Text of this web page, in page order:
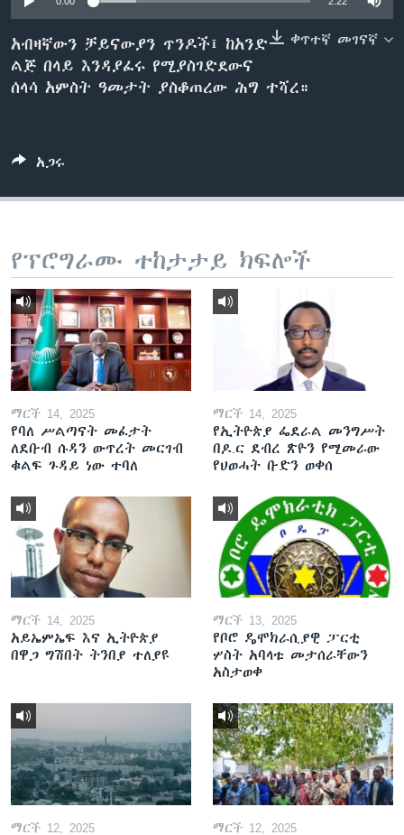
ቋንቋዎች
ቀጥተኛ መገናኛ
አብዛኛውን ቻይናውያን ጥንዶች፤ ከአንድ
ልጅ በላይ እንዳያፈሩ የሚያስገድደውና
ሰላሳ አምስት ዓመታት ያስቆጠረው ሕግ ተሻረ።
አጋሩ
የፕሮግራሙ ተከታታይ ክፍሎች
ማርች 14, 2025
የባለ ሥልጣናት መፈታት
ለደቡብ ሱዳን ውጥረት መርገብ
ቁልፍ ጉዳይ ነው ተባለ
ማርች 14, 2025
የኢትዮጵያ ፌደራል መንግሥት
በዶ.ር ደብረ ጽዮን የሚመራው
የህወሓት ቡድን ወቀሰ
ማርች 14, 2025
አይኤምኤፍ እና ኢትዮጵያ
በዋጋ ግሽበት ትንበያ ተለያዩ
ማርች 13, 2025
የቦሮ ዴሞክራሲያዊ ፓርቲ
ሦስት አባላቱ መታሰራቸውን
አስታወቀ
ማርች 12, 2025 ማርች 12, 2025